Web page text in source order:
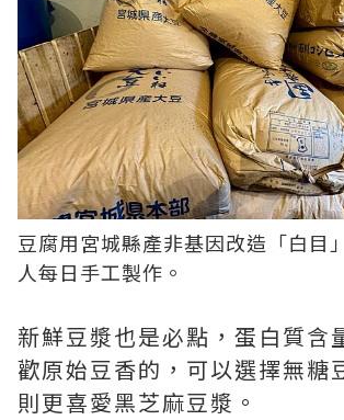
豆腐用宮城縣產非基因改造「白目
人每日手工製作。
新鮮豆漿也是必點，蛋白質含
歡原始豆香的，可以選擇無糖
則更喜愛黑芝麻豆漿。